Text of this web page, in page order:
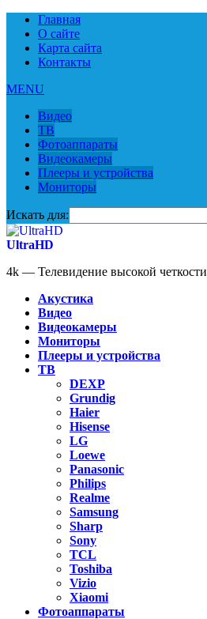
Главная
О сайте
Карта сайта
Контакты
MENU
Видео
ТВ
Фотоаппараты
Видеокамеры
Плееры и устройства
Мониторы
Искать для:
UltraHD
4k — Телевидение высокой четкости
Акустика
Видео
Видеокамеры
Мониторы
Плееры и устройства
ТВ
DEXP
Grundig
Haier
Hisense
LG
Loewe
Panasonic
Philips
Realme
Samsung
Sharp
Sony
TCL
Toshiba
Vizio
Xiaomi
Фотоаппараты